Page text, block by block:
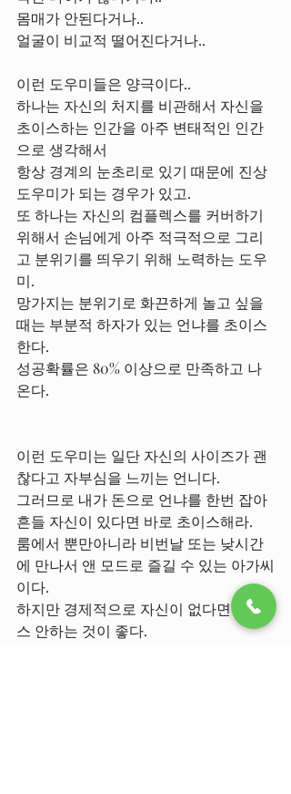
몸매가 안된다거나..
얼굴이 비교적 떨어진다거나..
이런 도우미들은 양극이다..
하나는 자신의 처지를 비관해서 자신을
초이스하는 인간을 아주 변태적인 인간
으로 생각해서
항상 경계의 눈초리로 있기 때문에 진상
도우미가 되는 경우가 있고.
또 하나는 자신의 컴플렉스를 커버하기
위해서 손님에게 아주 적극적으로 그리
고 분위기를 띄우기 위해 노력하는 도우
미.
망가지는 분위기로 화끈하게 놀고 싶을
때는 부분적 하자가 있는 언냐를 초이스
한다.
성공확률은 80% 이상으로 만족하고 나
온다.
이런 도우미는 일단 자신의 사이즈가 괜
찮다고 자부심을 느끼는 언니다.
그러므로 내가 돈으로 언냐를 한번 잡아
흔들 자신이 있다면 바로 초이스해라.
룸에서 뿐만아니라 비번날 또는 낮시간
에 만나서 앤 모드로 즐길 수 있는 아가씨
이다.
하지만 경제적으로 자신이 없다면 초이
스 안하는 것이 좋다.